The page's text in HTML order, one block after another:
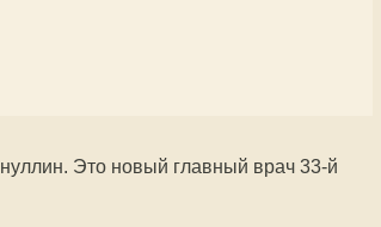
Это новый главный врач 33-й